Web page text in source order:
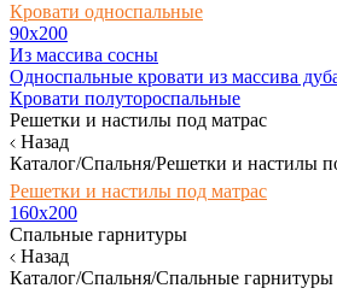
Кровати односпальные
90х200
Из массива сосны
Односпальные кровати из массива
Кровати полутороспальные
Решетки и настилы под матрас
Назад
Каталог/Спальня/Решетки и настилы
Решетки и настилы под матрас
160х200
Спальные гарнитуры
Назад
Каталог/Спальня/Спальные гарнитуры